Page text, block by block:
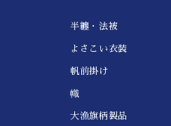
半纏・法被
よさこい衣装
帆前掛け
幟
大漁旗柄製品